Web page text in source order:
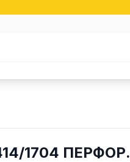
1704 ПЕРФОР.